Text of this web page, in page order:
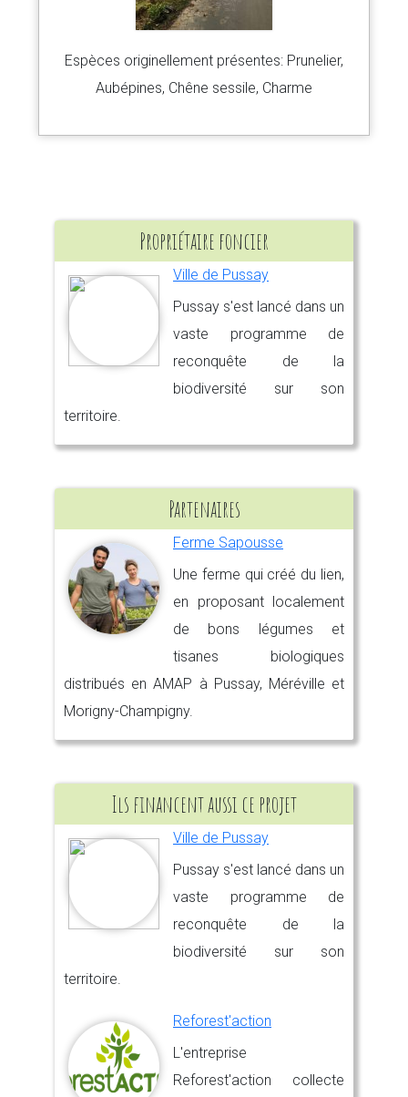
Espèces originellement présentes: Prunelier,
Aubépines, Chêne sessile, Charme
Propriétaire foncier
Ville de Pussay
Pussay s'est lancé dans un
vaste programme de
reconquête de la
biodiversité sur son
territoire.
Partenaires
Ferme Sapousse
Une ferme qui créé du lien,
en proposant localement
de bons légumes et
tisanes biologiques
distribués en AMAP à Pussay, Méréville et
Morigny-Champigny.
Ils financent aussi ce projet
Ville de Pussay
Pussay s'est lancé dans un
vaste programme de
reconquête de la
biodiversité sur son
territoire.
Reforest'action
L'entreprise
Reforest'action collecte